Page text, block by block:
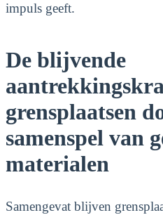
impuls geeft.
De blijvende
grensplaatsen
samenspel van
materialen
Samengevat blijven